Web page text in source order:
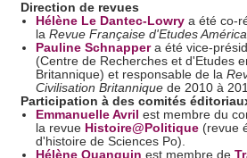
Direction de revues
Hélène Le Dantec-Lowry a été co-
la Revue Française d'Etudes
Pauline Schnappera été vice-
(Centre de Recherches et d'Etudes
Britannique) et responsable de la
Civilisation Britannique de 2010 à
Participation à des comités
Emmanuelle Avril est membre du
la revue Histoire@Politique (revue
d'histoire de Sciences Po).
Hélène Quanquin est membre de